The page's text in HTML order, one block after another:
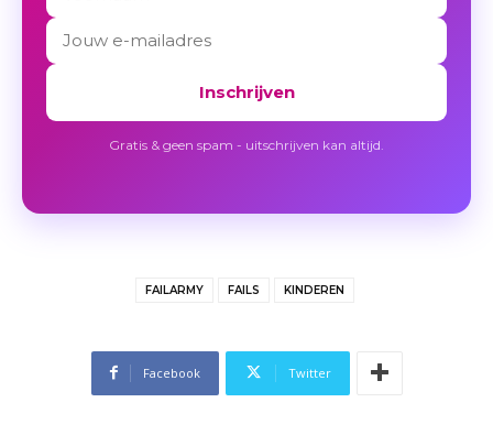
Inschrijven
Gratis & geen spam - uitschrijven kan altijd.
FAILARMY FAILS KINDEREN
Facebook Twitter